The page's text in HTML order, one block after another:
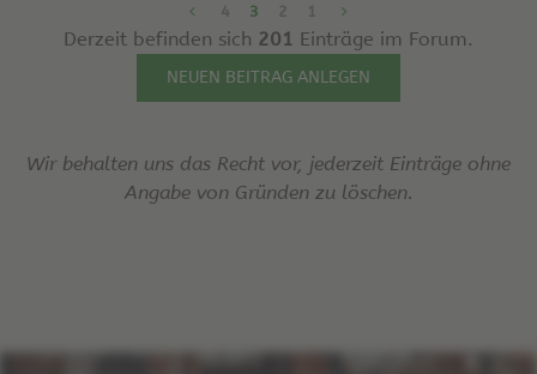
4 3 2 1
Derzeit befinden sich 201 Einträge im Forum.
NEUEN BEITRAG ANLEGEN
Wir behalten uns das Recht vor, jederzeit Einträge ohne
Angabe von Gründen zu löschen.